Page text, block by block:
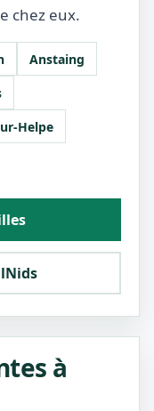
chez eux.
Anstaing
Helpe
à